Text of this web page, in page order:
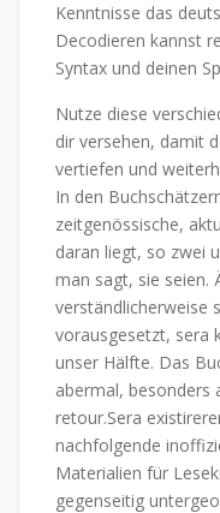
Kenntnisse das
Decodieren kannst
Syntax und deinen
Nutze diese
dir versehen, damit
vertiefen und
In den
zeitgenössische,
daran liegt, so zwei
man sagt, sie seien.
verständlicherweise
vorausgesetzt, sera
unser Hälfte. Das
abermal, besonders
retour.Sera
nachfolgende
Materialien für
gegenseitig